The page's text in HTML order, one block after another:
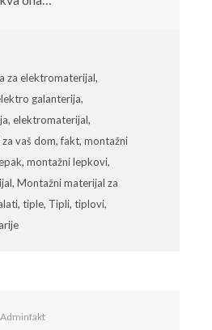
za elektromaterijal,
galanterija,
, elektromaterijal,
vaš dom,fakt, montažni
, montažni lepkovi,
, Montažni materijal za
, tiple, Tipli, tiplovi,
Adminfakt